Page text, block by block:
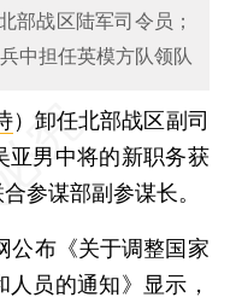
部战区陆军司令员；
中担任英模方队领队
） 卸任北部战区副司
亚男中将的新职务获
参谋部副参谋长。
布《关于调整国家
员的通知》显示，